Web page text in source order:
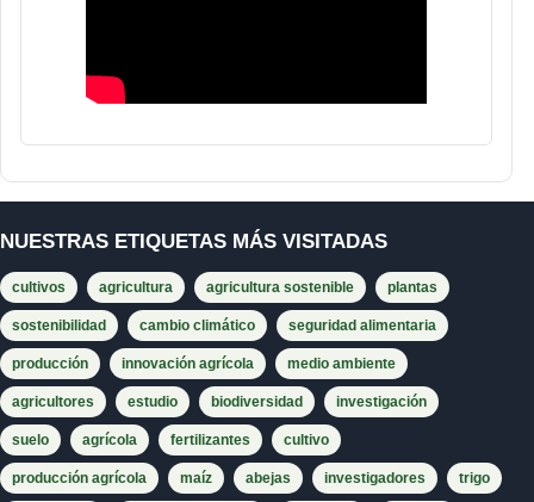
NUESTRAS ETIQUETAS MÁS VISITADAS
cultivos agricultura agricultura sostenible plantas
sostenibilidad cambio climático seguridad alimentaria
producción innovación agrícola medio ambiente
agricultores estudio biodiversidad investigación
suelo agrícola fertilizantes cultivo
producción agrícola maíz abejas investigadores trigo